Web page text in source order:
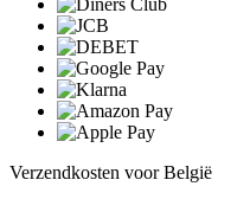
Verzendkosten voor België